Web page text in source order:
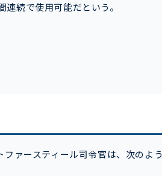
続で使用可能だという。
ァースティール司令官は、次のよう